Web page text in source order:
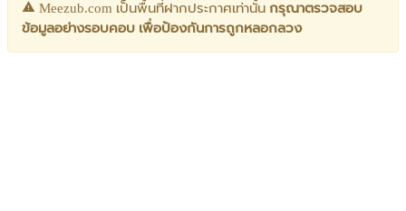
Meezub.com เป็นพื้นที่ฝากประกาศเท่านั้น กรุณาตรวจสอบ
ข้อมูลอย่างรอบคอบ เพื่อป้องกันการถูกหลอกลวง